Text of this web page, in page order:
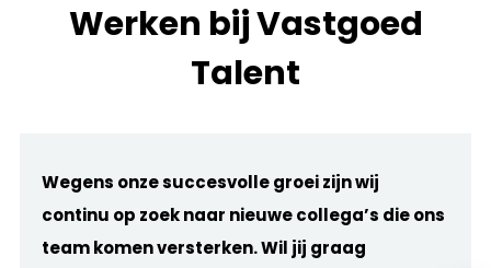
Werken bij Vastgoed
Talent
Wegens onze succesvolle groei zijn wij
continu op zoek naar nieuwe collega’s die ons
team komen versterken. Wil jij graag